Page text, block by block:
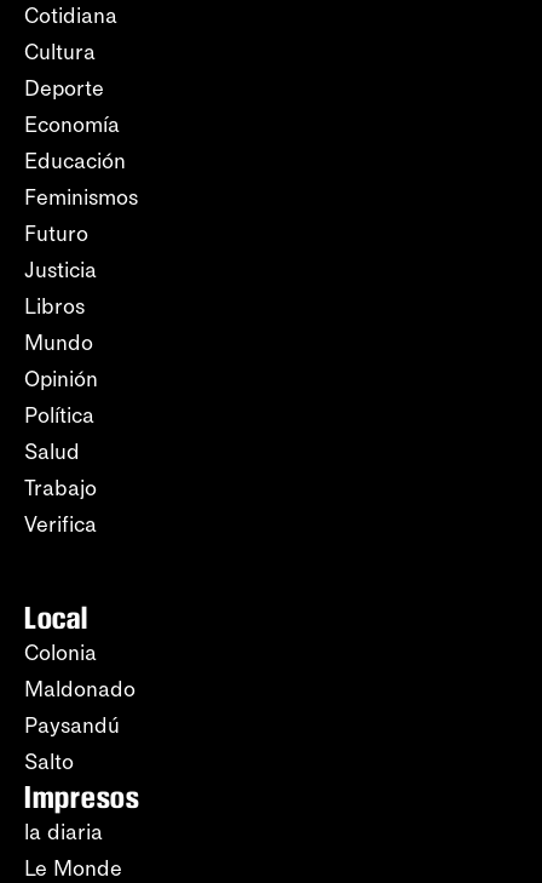
Cotidiana
Cultura
Deporte
Economía
Educación
Feminismos
Futuro
Justicia
Libros
Mundo
Opinión
Política
Salud
Trabajo
Verifica
Local
Colonia
Maldonado
Paysandú
Salto
Impresos
la diaria
Le Monde